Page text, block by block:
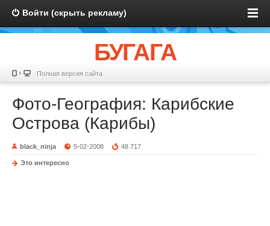
Войти (скрыть рекламу)
БУГАГА
Полная версия сайта
Фото-География: Карибские
Острова (Карибы)
black_ninja 5-02-2008 48 717
Это интересно